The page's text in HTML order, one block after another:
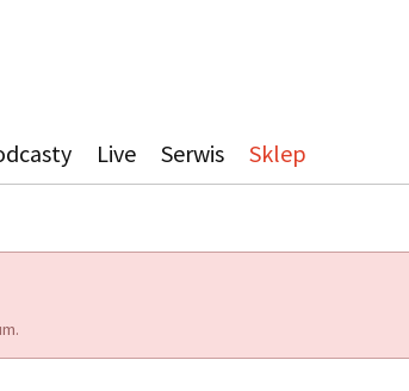
Live Serwis Sklep